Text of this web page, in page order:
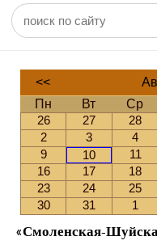
<<
Пн
Вт Ср
26
27 28
2
3 4
9
10 11
16
17 18
23
24 25
30
31 1
«Смоленская-